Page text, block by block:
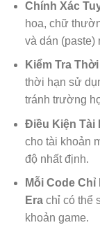
Chính Xác
hoa, chữ
và dán (paste)
Kiểm Tra
thời hạn sử
tránh trường
Điều Kiện Tài
cho tài khoản
độ nhất định.
Mỗi Code Chỉ
Erachỉ có thể
khoản game.